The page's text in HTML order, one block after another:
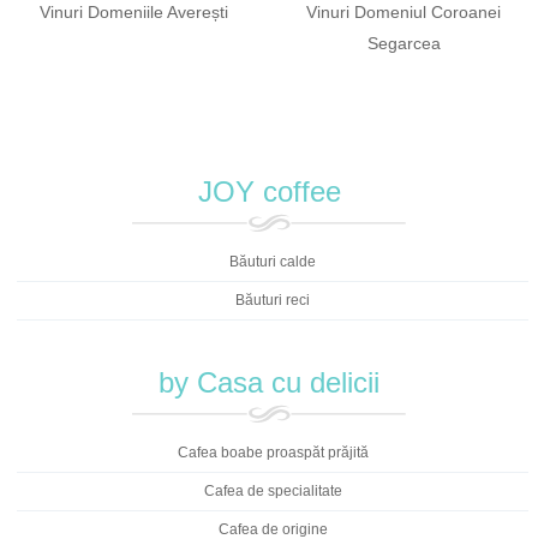
Vinuri Domeniile Averești
Vinuri Domeniul Coroanei
Segarcea
JOY coffee
Băuturi calde
Băuturi reci
by Casa cu delicii
Cafea boabe proaspăt prăjită
Cafea de specialitate
Cafea de origine